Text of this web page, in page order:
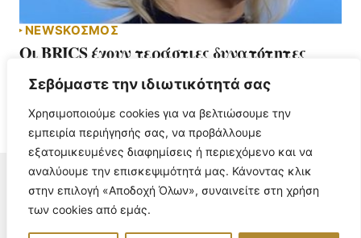
Σεβόμαστε την ιδιωτικότητά σας
Χρησιμοποιούμε cookies για να βελτιώσουμε την
εμπειρία περιήγησής σας, να προβάλλουμε
εξατομικευμένες διαφημίσεις ή περιεχόμενο και να
αναλύουμε την επισκεψιμότητά μας. Κάνοντας κλικ
στην επιλογή «Αποδοχή Όλων», συναινείτε στη χρήση
των cookies από εμάς.
NEWSΚΟΣΜΟΣ
Οι BRICS έχουν τεράστιες δυνατότητες
20 Μαρτίου, 2025
© 2025 . All Rights Reserved.
Πολιτική Προστασίας Προσωπικών Δεδομένων
Επικοινωνία